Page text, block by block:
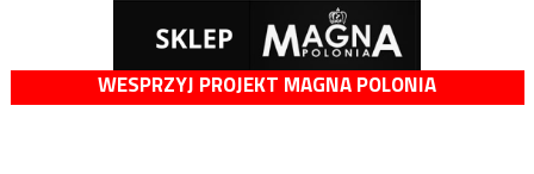
WESPRZYJ PROJEKT MAGNA POLONIA